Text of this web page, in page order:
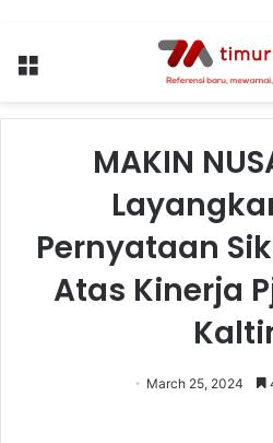
Menu
MAKIN
Pernyataan
Atas Kinerja
March 25, 2024